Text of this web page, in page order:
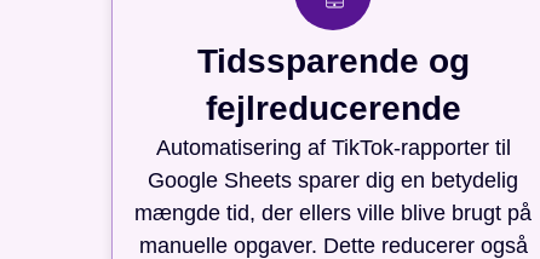
Tidssparende og
fejlreducerende
Automatisering af TikTok-rapporter til
Google Sheets sparer dig en betydelig
mængde tid, der ellers ville blive brugt på
manuelle opgaver. Dette reducerer også